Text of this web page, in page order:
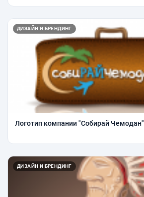
ДИЗАЙН И БРЕНДИНГ
Логотип компании "Собирай Чемодан"
ДИЗАЙН И БРЕНДИНГ